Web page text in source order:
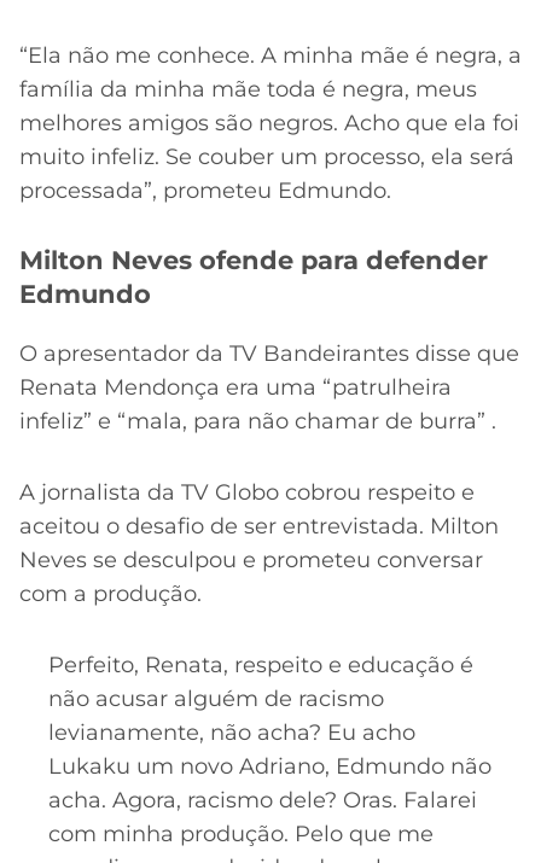
“Ela não me conhece. A minha mãe é negra, a
família da minha mãe toda é negra, meus
melhores amigos são negros. Acho que ela foi
muito infeliz. Se couber um processo, ela será
processada”, prometeu Edmundo.
Milton Neves ofende para defender
Edmundo
O apresentador da TV Bandeirantes disse que
Renata Mendonça era uma “patrulheira
infeliz” e “mala, para não chamar de burra” .
A jornalista da TV Globo cobrou respeito e
aceitou o desafio de ser entrevistada. Milton
Neves se desculpou e prometeu conversar
com a produção.
Perfeito, Renata, respeito e educação é
não acusar alguém de racismo
levianamente, não acha? Eu acho
Lukaku um novo Adriano, Edmundo não
acha. Agora, racismo dele? Oras. Falarei
com minha produção. Pelo que me